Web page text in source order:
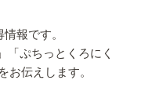
報です。
「ぷちっとくろにく
お伝えします。